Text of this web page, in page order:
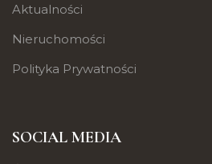
Aktualności
Nieruchomości
Polityka Prywatności
SOCIAL MEDIA